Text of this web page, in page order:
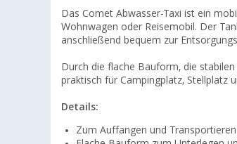
Das Comet Abwasser-Taxi ist ein
Wohnwagen oder Reisemobil. Der
anschließend bequem zur
Durch die flache Bauform, die
praktisch für Campingplatz, Stellplatz
Details:
Zum Auffangen und